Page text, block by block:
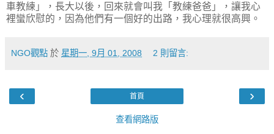
車教練」，長大以後，回來就會叫我「教練爸爸」，讓我心
裡蠻欣慰的，因為他們有一個好的出路，我心理就很高興。
NGO觀點 於 星期一, 9月 01, 2008 2 則留言:
‹ ›
首頁
查看網路版